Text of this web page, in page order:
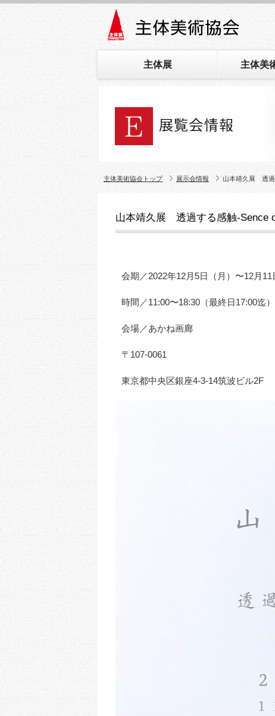
主体展 主体美
主体美術協会トップ 展示会情報 山本靖久展 透過
山本靖久展 透過する感触-Sence
会期／2022年12月5日（月）〜12月11
時間／11:00〜18:30（最終日17:00迄）
会場／あかね画廊
〒107-0061
東京都中央区銀座4-3-14筑波ビル2F